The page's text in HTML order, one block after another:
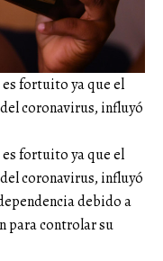
fortuito ya que el
coronavirus, influyó
fortuito ya que el
coronavirus, influyó
debido a
para controlar su